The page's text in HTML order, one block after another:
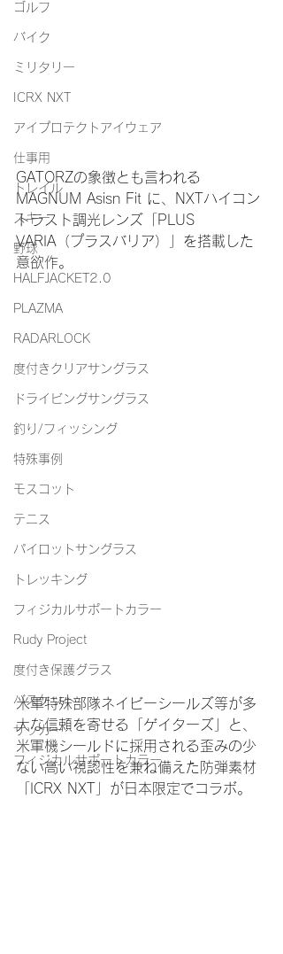
ゴルフ
バイク
ミリタリー
ICRX NXT
アイプロテクトアイウェア
仕事用
トレイル
スキー
野球
HALFJACKET2.0
PLAZMA
RADARLOCK
度付きクリアサングラス
ドライビングサングラス
釣り/フィッシング
特殊事例
モスコット
テニス
パイロットサングラス
トレッキング
フィジカルサポートカラー
Rudy Project
度付き保護グラス
バスケット
サッカー
フィジカルサポートカラー
GATORZの象徴とも言われる
MAGNUM Asisn Fit に、NXTハイコン
トラスト調光レンズ「PLUS
VARIA（プラスバリア）」を搭載した
意欲作。
米軍特殊部隊ネイビーシールズ等が多
大な信頼を寄せる「ゲイターズ」と、
米軍機シールドに採用される歪みの少
ない高い視認性を兼ね備えた防弾素材
「ICRX NXT」が日本限定でコラボ。